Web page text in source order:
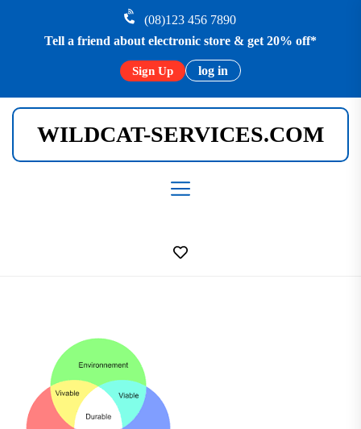
(08)123 456 7890
Tell a friend about electronic store & get 20% off*
Sign Up log in
WILDCAT-SERVICES.COM